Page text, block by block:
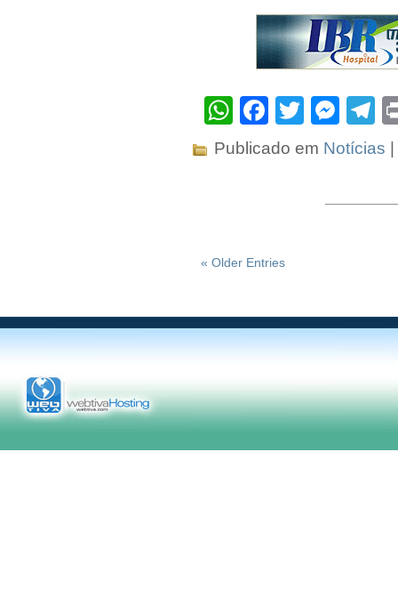
WhatsApp
Facebook
Twitter
Publicado em Notícias
« Older Entries